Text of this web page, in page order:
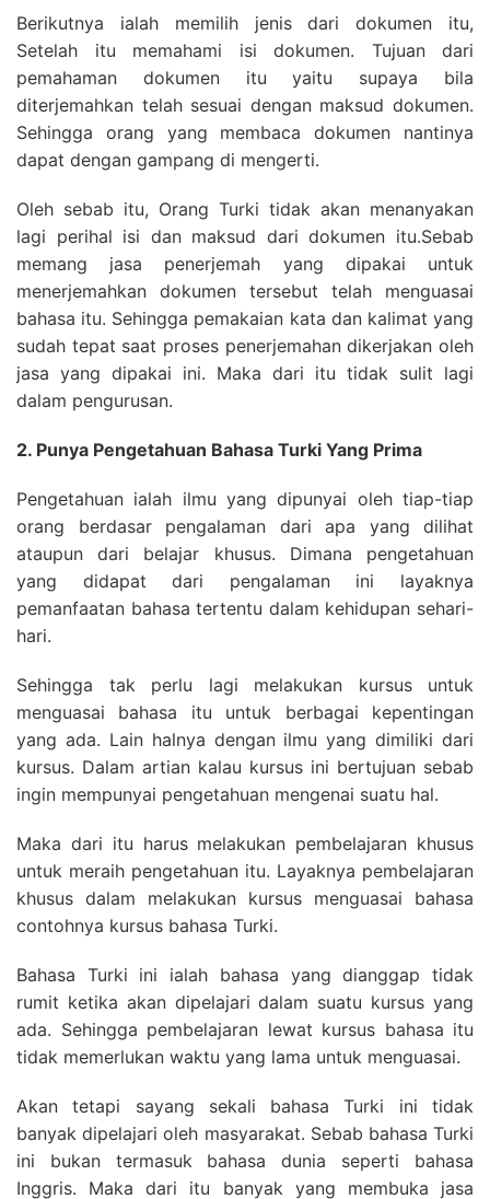
Berikutnya ialah memilih jenis dari dokumen itu,
Setelah itu memahami isi dokumen. Tujuan dari
pemahaman dokumen itu yaitu supaya bila
diterjemahkan telah sesuai dengan maksud dokumen.
Sehingga orang yang membaca dokumen nantinya
dapat dengan gampang di mengerti.
Oleh sebab itu, Orang Turki tidak akan menanyakan
lagi perihal isi dan maksud dari dokumen itu.Sebab
memang jasa penerjemah yang dipakai untuk
menerjemahkan dokumen tersebut telah menguasai
bahasa itu. Sehingga pemakaian kata dan kalimat yang
sudah tepat saat proses penerjemahan dikerjakan oleh
jasa yang dipakai ini. Maka dari itu tidak sulit lagi
dalam pengurusan.
2. Punya Pengetahuan Bahasa Turki Yang Prima
Pengetahuan ialah ilmu yang dipunyai oleh tiap-tiap
orang berdasar pengalaman dari apa yang dilihat
ataupun dari belajar khusus. Dimana pengetahuan
yang didapat dari pengalaman ini layaknya
pemanfaatan bahasa tertentu dalam kehidupan sehari-
hari.
Sehingga tak perlu lagi melakukan kursus untuk
menguasai bahasa itu untuk berbagai kepentingan
yang ada. Lain halnya dengan ilmu yang dimiliki dari
kursus. Dalam artian kalau kursus ini bertujuan sebab
ingin mempunyai pengetahuan mengenai suatu hal.
Maka dari itu harus melakukan pembelajaran khusus
untuk meraih pengetahuan itu. Layaknya pembelajaran
khusus dalam melakukan kursus menguasai bahasa
contohnya kursus bahasa Turki.
Bahasa Turki ini ialah bahasa yang dianggap tidak
rumit ketika akan dipelajari dalam suatu kursus yang
ada. Sehingga pembelajaran lewat kursus bahasa itu
tidak memerlukan waktu yang lama untuk menguasai.
Akan tetapi sayang sekali bahasa Turki ini tidak
banyak dipelajari oleh masyarakat. Sebab bahasa Turki
ini bukan termasuk bahasa dunia seperti bahasa
Inggris. Maka dari itu banyak yang membuka jasa